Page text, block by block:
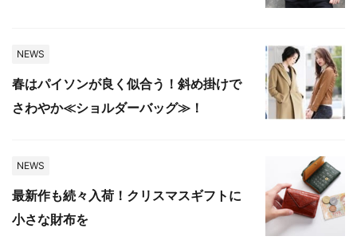
NEWS
春はパイソンが良く似合う！斜め掛けで
さわやか≪ショルダーバッグ≫！
NEWS
最新作も続々入荷！クリスマスギフトに
小さな財布を